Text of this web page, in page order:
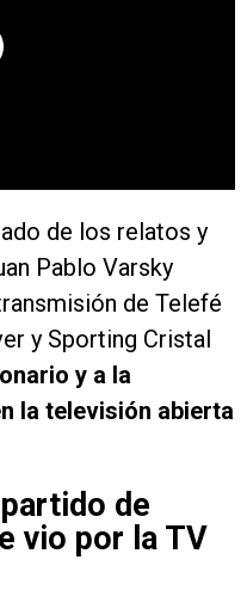
de los relatos y
Pablo Varsky
de Telefé
y Sporting Cristal
y a la
la televisión abierta
de
vio por la TV